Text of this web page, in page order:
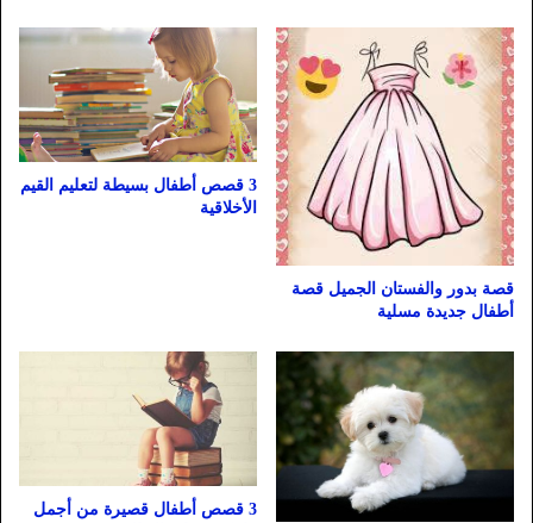
قصة بدور والفستان الجميل قصة
أطفال جديدة مسلية
3 قصص أطفال بسيطة لتعليم القيم
الأخلاقية
3 قصص أطفال قصيرة من أجمل